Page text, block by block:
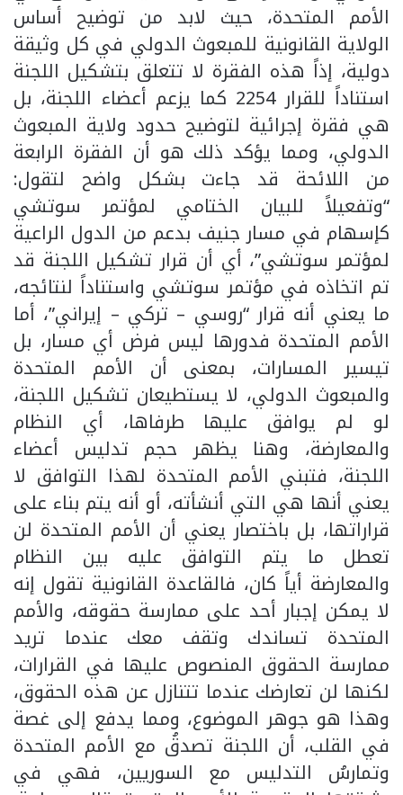
الأمم المتحدة، حيث لابد من توضيح أساس
الولاية القانونية للمبعوث الدولي في كل وثيقة
دولية، إذاً هذه الفقرة لا تتعلق بتشكيل اللجنة
استناداً للقرار 2254 كما يزعم أعضاء اللجنة، بل
هي فقرة إجرائية لتوضيح حدود ولاية المبعوث
الدولي، ومما يؤكد ذلك هو أن الفقرة الرابعة
من اللائحة قد جاءت بشكل واضح لتقول:
“وتفعيلاً للبيان الختامي لمؤتمر سوتشي
كإسهام في مسار جنيف بدعم من الدول الراعية
لمؤتمر سوتشي”، أي أن قرار تشكيل اللجنة قد
تم اتخاذه في مؤتمر سوتشي واستناداً لنتائجه،
ما يعني أنه قرار “روسي – تركي – إيراني”، أما
الأمم المتحدة فدورها ليس فرض أي مسار، بل
تيسير المسارات، بمعنى أن الأمم المتحدة
والمبعوث الدولي، لا يستطيعان تشكيل اللجنة،
لو لم يوافق عليها طرفاها، أي النظام
والمعارضة، وهنا يظهر حجم تدليس أعضاء
اللجنة، فتبني الأمم المتحدة لهذا التوافق لا
يعني أنها هي التي أنشأته، أو أنه يتم بناء على
قراراتها، بل باختصار يعني أن الأمم المتحدة لن
تعطل ما يتم التوافق عليه بين النظام
والمعارضة أياً كان، فالقاعدة القانونية تقول إنه
لا يمكن إجبار أحد على ممارسة حقوقه، والأمم
المتحدة تساندك وتقف معك عندما تريد
ممارسة الحقوق المنصوص عليها في القرارات،
لكنها لن تعارضك عندما تتنازل عن هذه الحقوق،
وهذا هو جوهر الموضوع، ومما يدفع إلى غصة
في القلب، أن اللجنة تصدقُ مع الأمم المتحدة
وتمارسُ التدليس مع السوريين، فهي في